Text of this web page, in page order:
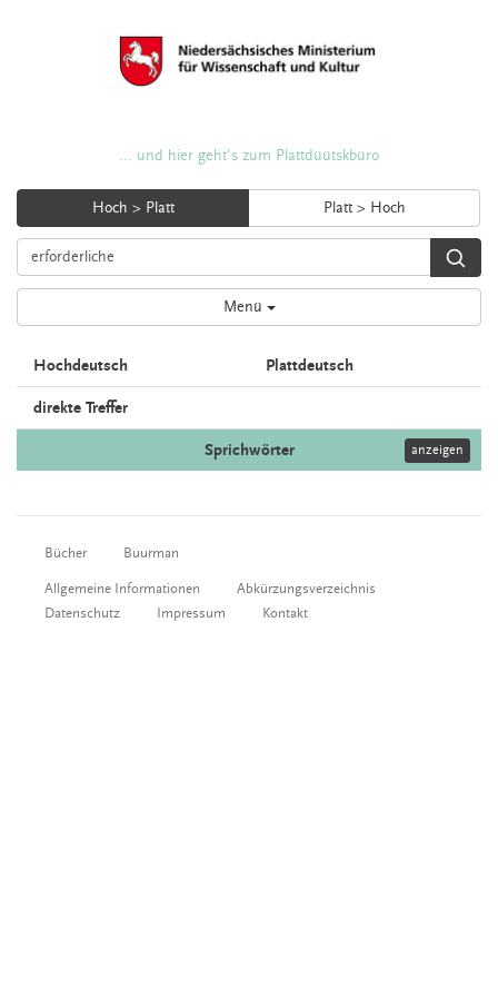
... und hier geht's zum Plattdüütskbüro
Hoch > Platt Platt > Hoch
Menü
Hochdeutsch Plattdeutsch
direkte Treffer
Sprichwörter anzeigen
Bücher Buurman
Allgemeine Informationen
Abkürzungsverzeichnis
Datenschutz
Impressum Kontakt